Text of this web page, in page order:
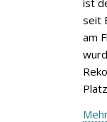
seit
am